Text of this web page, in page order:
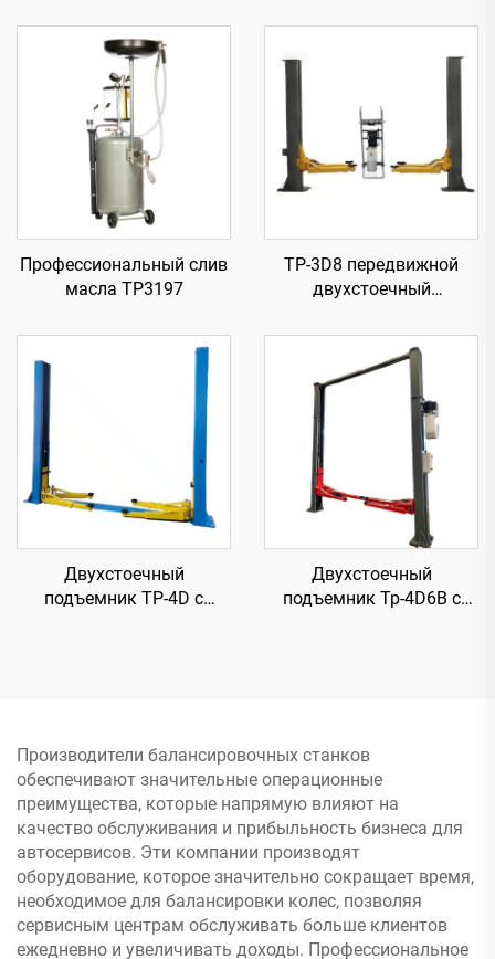
Профессиональный слив
масла TP3197
TP-3D8 передвижной
двухстоечный
Двухстоечный
подъемник TP-4D с
Двухстоечный
подъемник Tp-4D6B с
Производители балансировочных станков
обеспечивают значительные операционные
преимущества, которые напрямую влияют на
качество обслуживания и прибыльность бизнеса для
автосервисов. Эти компании производят
оборудование, которое значительно сокращает время,
необходимое для балансировки колес, позволяя
сервисным центрам обслуживать больше клиентов
ежедневно и увеличивать доходы. Профессиональное